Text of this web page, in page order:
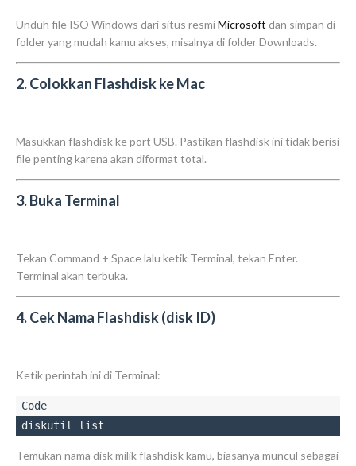
Unduh file ISO Windows dari situs resmiMicrosoft dan simpan di
folder yang mudah kamu akses, misalnya di folderDownloads.
2. Colokkan Flashdisk ke Mac
Masukkan flashdisk ke port USB. Pastikan flashdisk ini tidak berisi
file penting karena akan diformat total.
3. Buka Terminal
Tekan Command + Spacelalu ketik Terminal, tekan Enter.
Terminal akan terbuka.
4. Cek Nama Flashdisk (disk ID)
Ketik perintah ini di Terminal:
diskutil list
Temukan nama disk milik flashdisk kamu, biasanya muncul sebagai